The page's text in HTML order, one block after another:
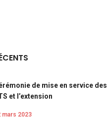
de mise en service des
et l’extension
mars 2023